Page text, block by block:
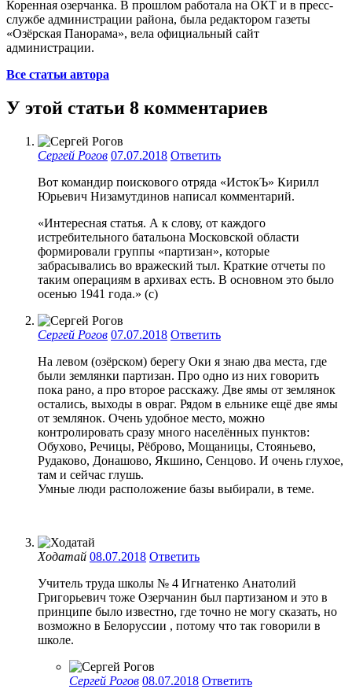
Коренная озерчанка. В прошлом работала на ОКТ и в пресс-
службе администрации района, была редактором газеты
«Озёрская Панорама», вела официальный сайт
администрации.
Все статьи автора
У этой статьи 8 комментариев
Сергей Рогов 07.07.2018 Ответить
Вот командир поискового отряда «ИстокЪ» Кирилл
Юрьевич Низамутдинов написал комментарий.
«Интересная статья. А к слову, от каждого
истребительного батальона Московской области
формировали группы «партизан», которые
забрасывались во вражеский тыл. Краткие отчеты по
таким операциям в архивах есть. В основном это было
осенью 1941 года.» (с)
Сергей Рогов 07.07.2018 Ответить
На левом (озёрском) берегу Оки я знаю два места, где
были землянки партизан. Про одно из них говорить
пока рано, а про второе расскажу. Две ямы от землянок
остались, выходы в овраг. Рядом в ельнике ещё две ямы
от землянок. Очень удобное место, можно
контролировать сразу много населённых пунктов:
Обухово, Речицы, Рёброво, Мощаницы, Стояньево,
Рудаково, Донашово, Якшино, Сенцово. И очень глухое,
там и сейчас глушь.
Умные люди расположение базы выбирали, в теме.
Ходатай 08.07.2018 Ответить
Учитель труда школы № 4 Игнатенко Анатолий
Григорьевич тоже Озерчанин был партизаном и это в
принципе было известно, где точно не могу сказать, но
возможно в Белоруссии , потому что так говорили в
школе.
Сергей Рогов 08.07.2018 Ответить